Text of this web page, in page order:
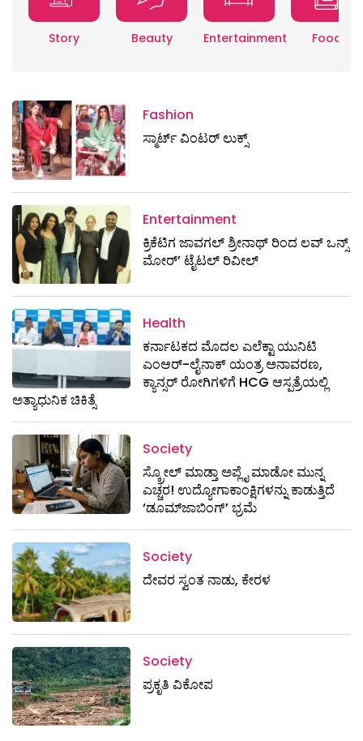
Story Beauty Entertainment Food
Fashion
ಸ್ಮಾರ್ಟ್‌ ವಿಂಟರ್‌ ಲುಕ್ಸ್
Entertainment
ಕ್ರಿಕೆಟಿಗ ಜಾವಗಲ್ ಶ್ರೀನಾಥ್ ರಿಂದ ಲವ್ ಒನ್ಸ್
ಮೋರ್’ ಟೈಟಲ್ ರಿವೀಲ್
Health
ಕರ್ನಾಟಕದ ಮೊದಲ ಎಲೆಕ್ಟಾ ಯುನಿಟಿ
ಎಂಆರ್-ಲೈನಾಕ್ ಯಂತ್ರ ಅನಾವರಣ,
ಕ್ಯಾನ್ಸರ್ ರೋಗಿಗಳಿಗೆ HCG ಆಸ್ಪತ್ರೆಯಲ್ಲಿ
ಅತ್ಯಾಧುನಿಕ ಚಿಕಿತ್ಸೆ
Society
ಸ್ಕ್ರೋಲ್ ಮಾಡ್ತಾ ಅಪ್ಲೈ ಮಾಡೋ ಮುನ್ನ
ಎಚ್ಚರ! ಉದ್ಯೋಗಾಕಾಂಕ್ಷಿಗಳನ್ನು ಕಾಡುತ್ತಿದೆ
‘ಡೂಮ್‌ಜಾಬಿಂಗ್’ ಭ್ರಮೆ
Society
ದೇವರ ಸ್ವಂತ ನಾಡು, ಕೇರಳ
Society
ಪ್ರಕೃತಿ ವಿಕೋಪ